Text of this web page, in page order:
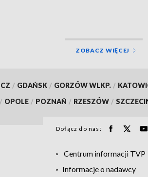
ZOBACZ WIĘCEJ
/ GDAŃSK / GORZÓW WLKP. /
/ OPOLE / POZNAŃ / RZESZÓW /
Dołącz do nas:
Centrum informacji TVP
Informacje o nadawcy